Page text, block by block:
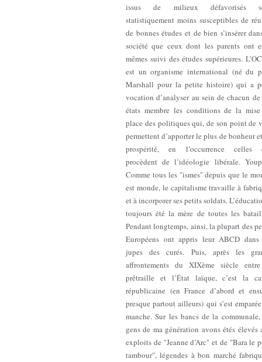
issus de milieux défavorisés
statistiquement moins susceptibles de
de bonnes études et de bien s’insérer
société que ceux dont les parents ont
mêmes suivi des études supérieures.
est un organisme international (né du
Marshall pour la petite histoire) qui a
vocation d’analyser au sein de chacun de
états membre les conditions de la
place des politiques qui, de son point de
permettent d’apporter le plus de bonheur
prospérité, en l’occurrence celles
procèdent de l’idéologie libérale.
Comme tous les "ismes" depuis que le
est monde, le capitalisme travaille à
et à incorporer ses petits soldats.
toujours été la mère de toutes les
Pendant longtemps, ainsi, la plupart des
Européens ont appris leur ABCD dans
jupes des curés. Puis, après les
affrontements du XIXème siècle
prêtraille et l’État laïque, c’est la
républicaine (en France d’abord et
presque partout ailleurs) qui s’est
manche. Sur les bancs de la
gens de ma génération avons étés élevés
exploits de "Jeanne d’Arc" et de "Bara le
tambour", légendes à bon marché